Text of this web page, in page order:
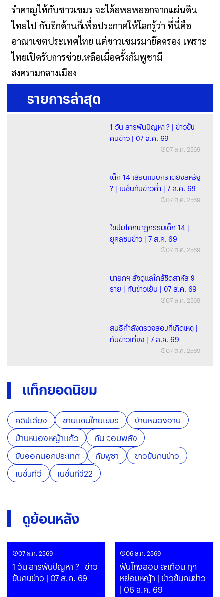
รำคาญให้กับชาวเขมร จะได้อพยพออกจากแผ่นดิน
ไทยไป กับอีกด้านก็เพื่อประกาศให้โลกรู้ว่า ที่นี่คือ
อาณาเขตประเทศไทย แต่ชาวเขมรมายึดครอง เพราะ
ไทยเปิดรับการช่วยเหลือเมื่อครั้งกัมพูชามี
สงครามกลางเมือง
รายการล่าสุด
1 วัน สารพันปัญหา ? | ข่าวข้น
คนข่าว | 07 ส.ค. 69
07 ส.ค. 2569
เด็ก 14 เลียนแบบกราดยิงสหรัฐ
? | เนชั่นทันข่าวค่ำ | 7 ส.ค. 69
07 ส.ค. 2569
ไขปมโศกนาฏกรรมเด็ก 14 |
ยุคลชนข่าว | 7 ส.ค. 69
07 ส.ค. 2569
นายกฯ สั่งดูแลใกล้ชิดสาหัส 9
ราย | ทันข่าวเย็น | 07 ส.ค. 69
07 ส.ค. 2569
สนธิกำลังตรวจสอบที่เกิดเหตุ |
ทันข่าวเที่ยง | 7 ส.ค. 69
07 ส.ค. 2569
แท็กยอดนิยม
คลิปเสียง ชายแดนไทยเขมร
บ้านหนองจาน
บ้านหนองหญ้าแก้ว
กัน จอมพลัง
ขับออกนอกประเทศ
กัมพูชา
ข่าวข้นคนข่าว
เนชั่นทีวี
เนชั่นทีวี22
ดูย้อนหลัง
07 ส.ค. 2569
1 วัน สารพันปัญหา ? | ข่าว
ข้นคนข่าว | 07 ส.ค. 69
06 ส.ค. 2569
ฟันโกงสอบ สะเทือน ทุก
หย่อมหญ้า | ข่าวข้นคนข่าว
| 06 ส.ค. 69